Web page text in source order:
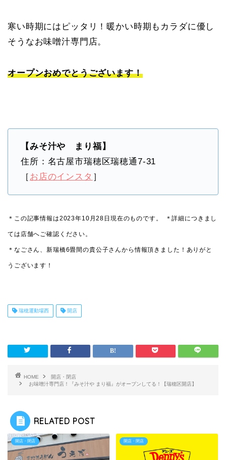
寒い時期にはピッタリ！暖かい時期もカラダに優し
そうなお味噌汁専門店。
オープンおめでとうございます！
【みそ汁や まり福】
住所：名古屋市瑞穂区瑞穂通7-31
［ お店のインスタ ］
＊この記事情報は2023年10月28日現在のものです。 ＊詳細につきまし
ては店舗へご確認ください。
＊なごさん、新瑞橋6畳間の貴公子さんから情報頂きました！ありがと
うございます！
瑞穂運動場西 開店
HOME
開店・閉店
お味噌汁専門店！『みそ汁や まり福』がオープンしてる！【瑞穂区開店】
RELATED POST
開店・閉店 開店・閉店